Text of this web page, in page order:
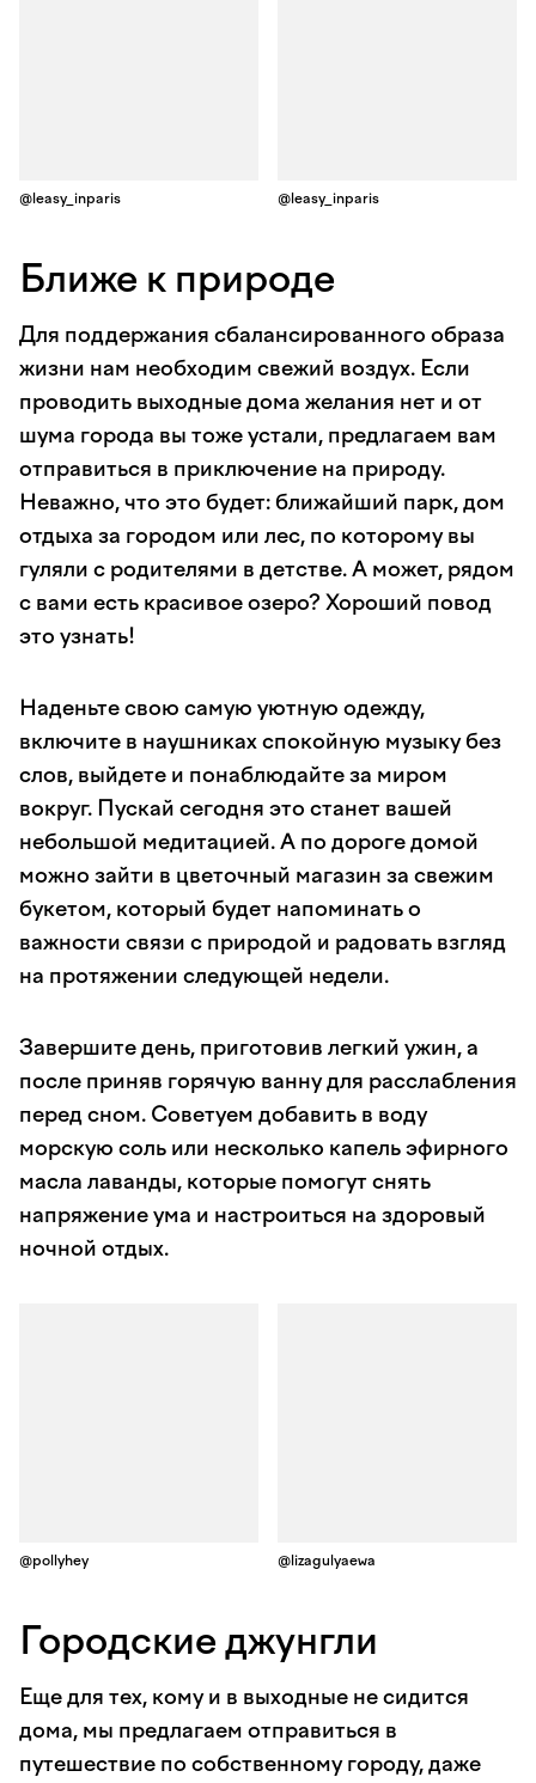
@leasy_inparis @leasy_inparis
Ближе к природе
Для поддержания сбалансированного образа
жизни нам необходим свежий воздух. Если
проводить выходные дома желания нет и от
шума города вы тоже устали, предлагаем вам
отправиться в приключение на природу.
Неважно, что это будет: ближайший парк, дом
отдыха за городом или лес, по которому вы
гуляли с родителями в детстве. А может, рядом
с вами есть красивое озеро? Хороший повод
это узнать!
Наденьте свою самую уютную одежду,
включите в наушниках спокойную музыку без
слов, выйдете и понаблюдайте за миром
вокруг. Пускай сегодня это станет вашей
небольшой медитацией. А по дороге домой
можно зайти в цветочный магазин за свежим
букетом, который будет напоминать о
важности связи с природой и радовать взгляд
на протяжении следующей недели.
Завершите день, приготовив легкий ужин, а
после приняв горячую ванну для расслабления
перед сном. Советуем добавить в воду
морскую соль или несколько капель эфирного
масла лаванды, которые помогут снять
напряжение ума и настроиться на здоровый
ночной отдых.
@pollyhey @lizagulyaewa
Городские джунгли
Еще для тех, кому и в выходные не сидится
дома, мы предлагаем отправиться в
путешествие по собственному городу, даже